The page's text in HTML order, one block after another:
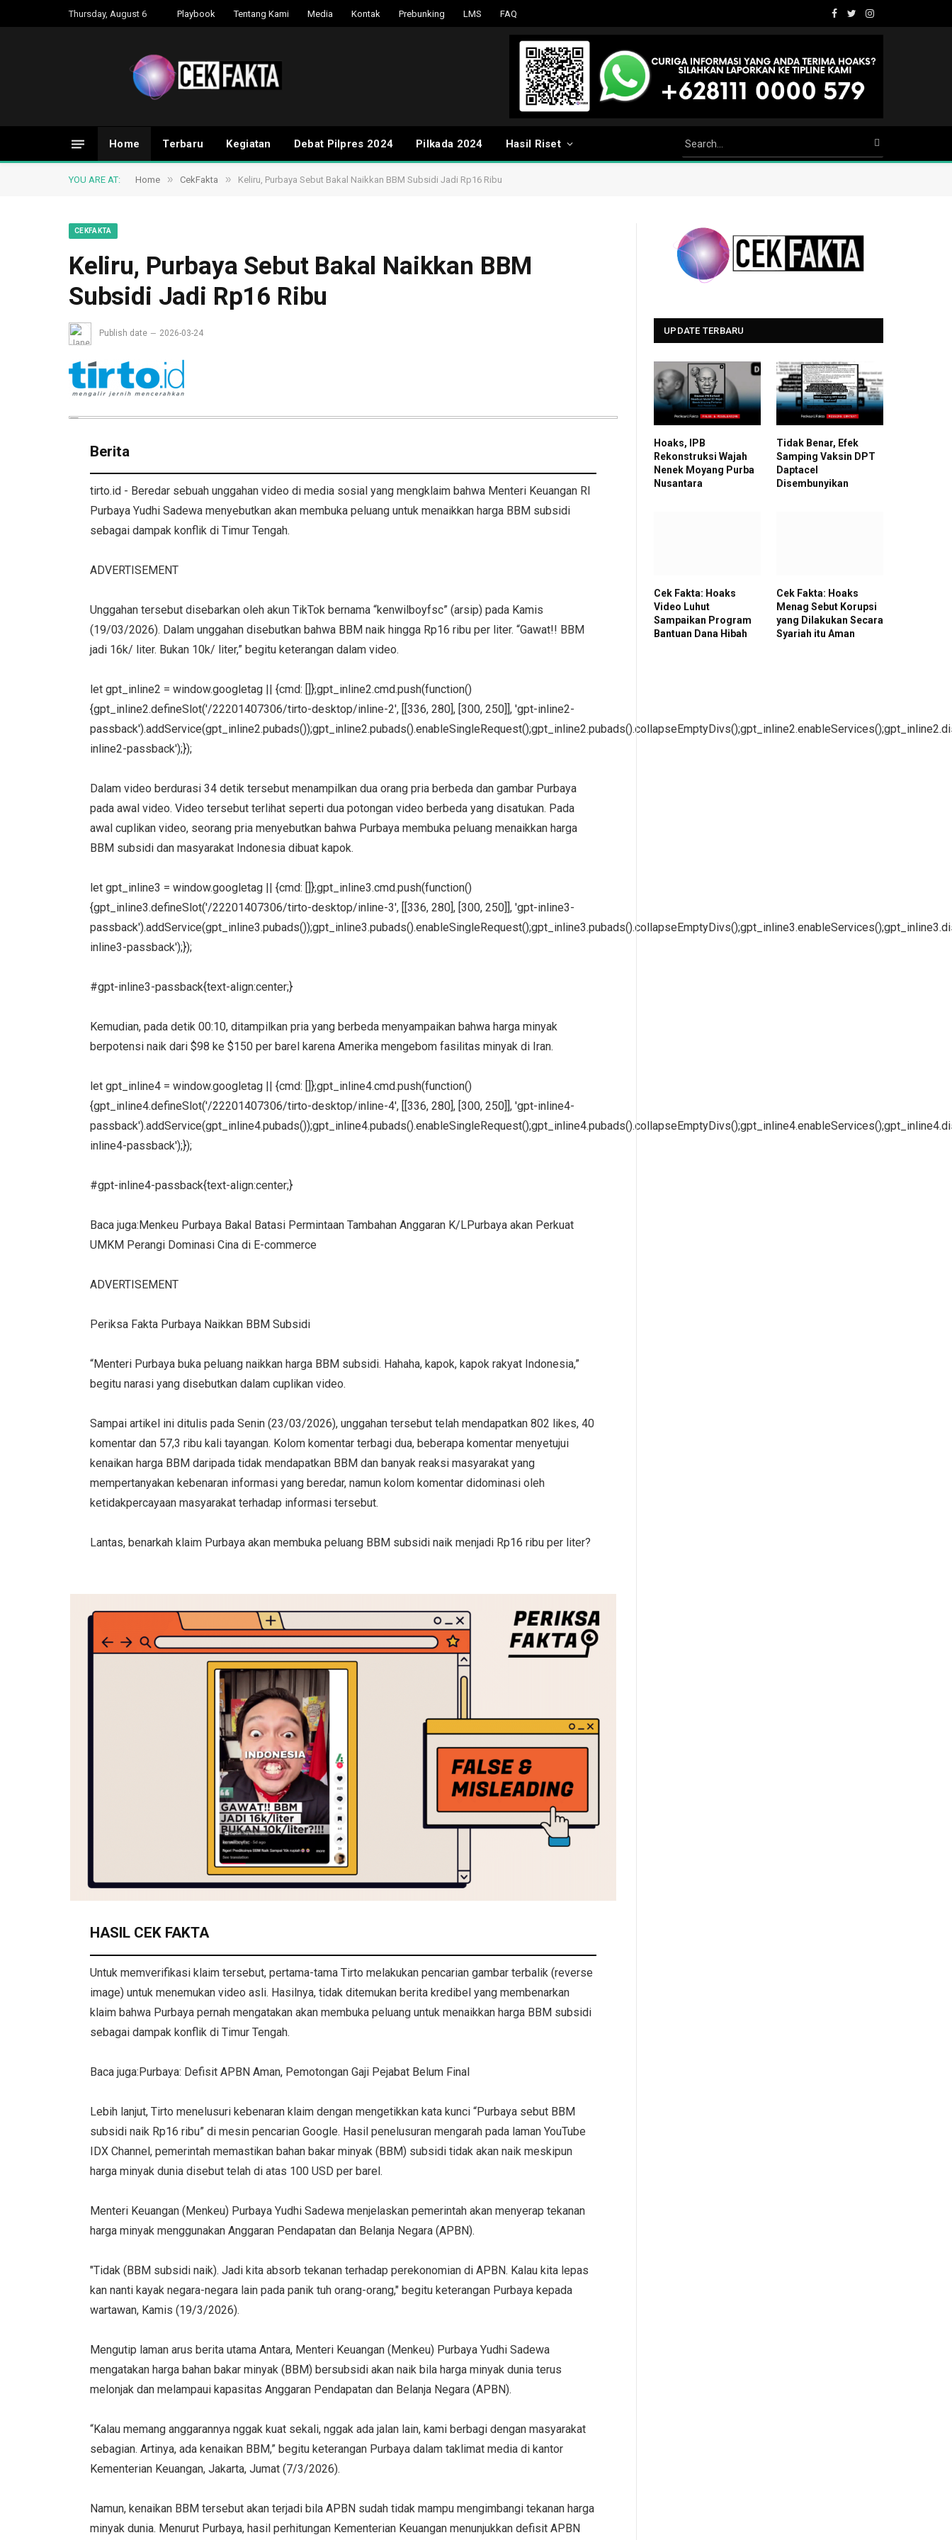
Thursday, August 6 Playbook Tentang Kami Media Kontak Prebunking LMS FAQ
Facebook
TwitterInstagram
Home Terbaru Kegiatan Debat Pilpres 2024 Pilkada 2024 Hasil Riset
YOU ARE AT: Home » CekFakta » Keliru, Purbaya Sebut Bakal Naikkan BBM Subsidi Jadi Rp16 Ribu
CEKFAKTA
Keliru, Purbaya Sebut Bakal Naikkan BBM
Subsidi Jadi Rp16 Ribu
Publish date 2026-03-24
Berita
tirto.id - Beredar sebuah unggahan video di media sosial yang mengklaim bahwa Menteri Keuangan RI
Purbaya Yudhi Sadewa menyebutkan akan membuka peluang untuk menaikkan harga BBM subsidi
sebagai dampak konflik di Timur Tengah.
ADVERTISEMENT
Unggahan tersebut disebarkan oleh akun TikTok bernama “kenwilboyfsc” (arsip) pada Kamis
(19/03/2026). Dalam unggahan disebutkan bahwa BBM naik hingga Rp16 ribu per liter. “Gawat!! BBM
jadi 16k/ liter. Bukan 10k/ liter,” begitu keterangan dalam video.
let gpt_inline2 = window.googletag || {cmd: []};gpt_inline2.cmd.push(function()
{gpt_inline2.defineSlot('/22201407306/tirto-desktop/inline-2', [[336, 280], [300, 250]], 'gpt-inline2-
inline2-passback');});
Dalam video berdurasi 34 detik tersebut menampilkan dua orang pria berbeda dan gambar Purbaya
pada awal video. Video tersebut terlihat seperti dua potongan video berbeda yang disatukan. Pada
awal cuplikan video, seorang pria menyebutkan bahwa Purbaya membuka peluang menaikkan harga
BBM subsidi dan masyarakat Indonesia dibuat kapok.
let gpt_inline3 = window.googletag || {cmd: []};gpt_inline3.cmd.push(function()
{gpt_inline3.defineSlot('/22201407306/tirto-desktop/inline-3', [[336, 280], [300, 250]], 'gpt-inline3-
inline3-passback');});
#gpt-inline3-passback{text-align:center;}
Kemudian, pada detik 00:10, ditampilkan pria yang berbeda menyampaikan bahwa harga minyak
berpotensi naik dari $98 ke $150 per barel karena Amerika mengebom fasilitas minyak di Iran.
let gpt_inline4 = window.googletag || {cmd: []};gpt_inline4.cmd.push(function()
{gpt_inline4.defineSlot('/22201407306/tirto-desktop/inline-4', [[336, 280], [300, 250]], 'gpt-inline4-
inline4-passback');});
#gpt-inline4-passback{text-align:center;}
Baca juga:Menkeu Purbaya Bakal Batasi Permintaan Tambahan Anggaran K/LPurbaya akan Perkuat
UMKM Perangi Dominasi Cina di E-commerce
ADVERTISEMENT
Periksa Fakta Purbaya Naikkan BBM Subsidi
“Menteri Purbaya buka peluang naikkan harga BBM subsidi. Hahaha, kapok, kapok rakyat Indonesia,”
begitu narasi yang disebutkan dalam cuplikan video.
Sampai artikel ini ditulis pada Senin (23/03/2026), unggahan tersebut telah mendapatkan 802 likes, 40
komentar dan 57,3 ribu kali tayangan. Kolom komentar terbagi dua, beberapa komentar menyetujui
kenaikan harga BBM daripada tidak mendapatkan BBM dan banyak reaksi masyarakat yang
mempertanyakan kebenaran informasi yang beredar, namun kolom komentar didominasi oleh
ketidakpercayaan masyarakat terhadap informasi tersebut.
Lantas, benarkah klaim Purbaya akan membuka peluang BBM subsidi naik menjadi Rp16 ribu per liter?
HASIL CEK FAKTA
Untuk memverifikasi klaim tersebut, pertama-tama Tirto melakukan pencarian gambar terbalik (reverse
image) untuk menemukan video asli. Hasilnya, tidak ditemukan berita kredibel yang membenarkan
klaim bahwa Purbaya pernah mengatakan akan membuka peluang untuk menaikkan harga BBM subsidi
sebagai dampak konflik di Timur Tengah.
Baca juga:Purbaya: Defisit APBN Aman, Pemotongan Gaji Pejabat Belum Final
Lebih lanjut, Tirto menelusuri kebenaran klaim dengan mengetikkan kata kunci “Purbaya sebut BBM
subsidi naik Rp16 ribu” di mesin pencarian Google. Hasil penelusuran mengarah pada laman YouTube
IDX Channel, pemerintah memastikan bahan bakar minyak (BBM) subsidi tidak akan naik meskipun
harga minyak dunia disebut telah di atas 100 USD per barel.
Menteri Keuangan (Menkeu) Purbaya Yudhi Sadewa menjelaskan pemerintah akan menyerap tekanan
harga minyak menggunakan Anggaran Pendapatan dan Belanja Negara (APBN).
"Tidak (BBM subsidi naik). Jadi kita absorb tekanan terhadap perekonomian di APBN. Kalau kita lepas
kan nanti kayak negara-negara lain pada panik tuh orang-orang," begitu keterangan Purbaya kepada
wartawan, Kamis (19/3/2026).
Mengutip laman arus berita utama Antara, Menteri Keuangan (Menkeu) Purbaya Yudhi Sadewa
mengatakan harga bahan bakar minyak (BBM) bersubsidi akan naik bila harga minyak dunia terus
melonjak dan melampaui kapasitas Anggaran Pendapatan dan Belanja Negara (APBN).
“Kalau memang anggarannya nggak kuat sekali, nggak ada jalan lain, kami berbagi dengan masyarakat
sebagian. Artinya, ada kenaikan BBM,” begitu keterangan Purbaya dalam taklimat media di kantor
Kementerian Keuangan, Jakarta, Jumat (7/3/2026).
Namun, kenaikan BBM tersebut akan terjadi bila APBN sudah tidak mampu mengimbangi tekanan harga
minyak dunia. Menurut Purbaya, hasil perhitungan Kementerian Keuangan menunjukkan defisit APBN
UPDATE TERBARU
Hoaks, IPB
Rekonstruksi Wajah
Nenek Moyang Purba
Nusantara
Tidak Benar, Efek
Samping Vaksin DPT
Daptacel
Disembunyikan
Cek Fakta: Hoaks
Video Luhut
Sampaikan Program
Bantuan Dana Hibah
Cek Fakta: Hoaks
Menag Sebut Korupsi
yang Dilakukan Secara
Syariah itu Aman